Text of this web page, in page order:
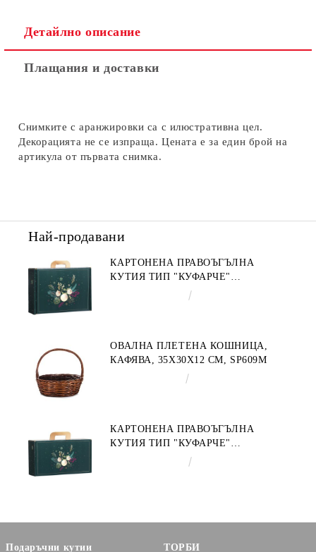
Детайлно описание
Плащания и доставки
Снимките с аранжировки са с илюстративна цел.
Декорацията не се изпраща. Цената е за един брой на
артикула от първата снимка.
Най-продавани
КАРТОНЕНА ПРАВОЪГЪЛНА
КУТИЯ ТИП "КУФАРЧЕ"
ENCHANTED NATURE, ЗЕЛЕНО/
ОВАЛНА ПЛЕТЕНА КОШНИЦА,
КАФЯВА, 35X30X12 СМ, SP609M
КАРТОНЕНА ПРАВОЪГЪЛНА
КУТИЯ ТИП "КУФАРЧЕ"
ENCHANTED NATURE, ЗЕЛЕНО/
Подаръчни кутии
ТОРБИ